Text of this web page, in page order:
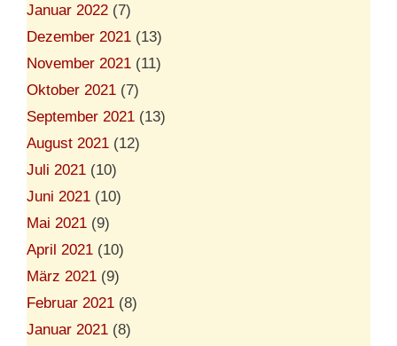
Januar 2022 (7)
Dezember 2021 (13)
November 2021 (11)
Oktober 2021 (7)
September 2021 (13)
August 2021 (12)
Juli 2021 (10)
Juni 2021 (10)
Mai 2021 (9)
April 2021 (10)
März 2021 (9)
Februar 2021 (8)
Januar 2021 (8)